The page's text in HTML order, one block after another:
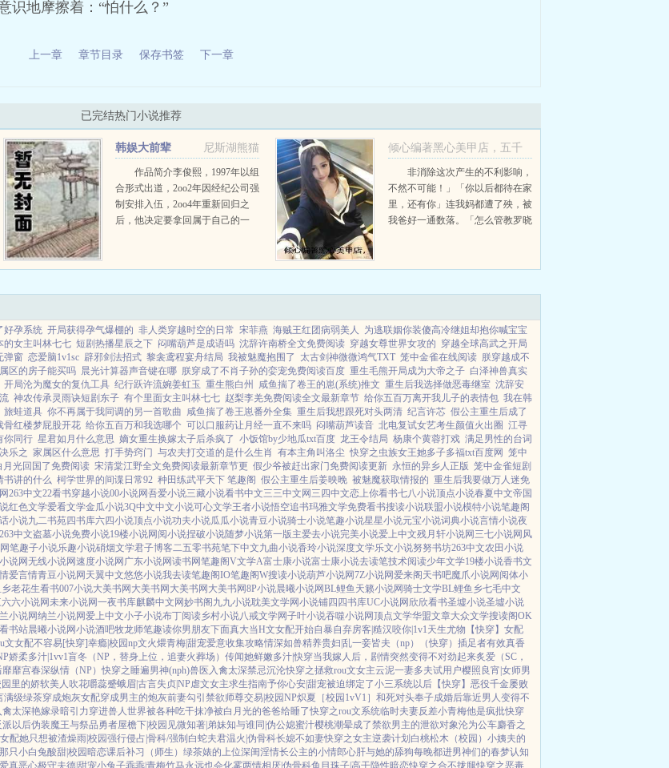
识地摩擦着：“怕什么？”
上一章 章节目录 保存书签 下一章
已完结热门小说推荐
尼斯湖熊猫
韩娱大前辈
作品简介李俊熙，1997年以组
合形式出道，2oo2年因经纪公司强
制安排入伍，2oo4年重新回归之
后，他决定要拿回属于自己的一
倾心编著黑心美甲店，五千
一次还骂我白漂小李罗晓柔
后续+完结
小李罗晓柔
非消除这次产生的不利影响，
不然不可能！」「你以后都待在家
里，还有你」连我妈都遭了殃，被
我爸好一通数落。「怎么管教罗晓
说我听爸爸的话，乖乖待在家里。
好孕系统 开局获得孕气爆棚的 非人类穿越时空的日常 宋菲燕 海贼王红团病弱美人
为逃联姻你装傻高冷继姐却抱你喊宝宝
的女主叫林七七 短剧热播星辰之下 闷嘴葫芦是成语吗 沈辞许南桥全文免费阅读 穿越女尊世界女攻的 穿越全球高武之开局
弹窗 恋爱脑1v1sc 辟邪剑法招式 黎衾鸢程宴舟结局 我被魅魔抱围了 太古剑神微微鸿气TXT 笼中金雀在线阅读 朕穿越成不
区的房子能买吗 晨光计算器声音键在哪 朕穿成了不肖子孙的娈宠免费阅读百度 重生毛熊开局成为大帝之子 白泽神兽真实
开局沦为魔女的复仇工具 纪行跃许流婉姜虹玉 重生熊白州 咸鱼揣了卷王的崽(系统)推文 重生后我选择做恶毒继室 沈辞安
神农传承灵雨诀短剧东子 有个里面女主叫林七七 赵梨李羌免费阅读全文最新章节 给你五百万离开我儿子的表情包 我在韩
旅蛙道具 你不再属于我同调的另一首歌曲 咸鱼揣了卷王崽番外全集 重生后我想跟死对头两清 纪言许芯 假公主重生后成了
骨红楼梦屁股开花 给你五百万和我选哪个 可以口服药让月经一直不来吗 闷嘴葫芦读音 北电复试女艺考生颜值火出圈 江寻
你同行 星君如月什么意思 嫡女重生换嫁太子后杀疯了 小饭馆by少地瓜txt百度 龙王令结局 杨康个黄蓉打戏 满足男性的台词
乐之 家属区什么意思 打手势窍门 与农夫打交道的是什么生肖 有本主角叫洛尘 快穿之虫族女王她多子多福txt百度网 笼中
月光回国了免费阅读 宋清棠江野全文免费阅读最新章节更 假少爷被赶出家门免费阅读更新 永恒的异乡人正版 笼中金雀短剧
书讲的什么 柯学世界的间谍日常92 种田练武平天下 笔趣阁 假公主重生后姜映晚 被魅魔获取情报的 重生后我要做万人迷免
263中文22看书穿越小说00小说网吾爱小说三藏小说看书中文三三中文网 三四中文恋上你看书七八小说顶点小说春夏中文帝国
红色文学爱看文学金瓜小说3Q中文中文小说可心文学王者小说悟空追书玛雅文学免费看书搜读小说联盟小说模特小说笔趣阁
小说九二书苑四书库六四小说顶点小说功夫小说瓜瓜小说青豆小说骑士小说笔趣小说星星小说元宝小说词典小说言情小说夜
263中文盗墓小说免费小说19楼小说网阅小说捏破小说随梦小说第一版主爱去小说完美小说爱上中文残月轩小说网 三七小说网 风
笔趣子小说乐趣小说硝烟文学君子博客二五零书苑笔下中文九曲小说香玲小说深度文学乐文小说努努书坊263中文农田小说
说网无线小说网速度小说网 广东小说网读书网笔趣阁V文学A富士康小说富士康小说去读笔技术阅读少年文学19楼小说香书文
爱言情青豆小说网 天翼中文悠悠小说我去读笔趣阁IO笔趣阁W搜读小说葫芦小说网7Z小说网爱来阁 天书吧魔爪小说网 阅体小
老花生看书007小说大美书网 大美书网 大美书网 大美书网8P小说晨曦小说网BL鲤鱼 天籁小说网骑士文学BL鲤鱼乡七毛中文
六六小说网未来小说网一夜书库麒麟中文网妙书阁 九九小说耽美文学网小说铺四四书库UC小说网 欣欣看书圣墟小说圣墟小说
小说网纳兰小说网爱上中文小子小说布丁阅读乡村小说八戒文学网子叶小说吞噬小说网顶点文学华盟文章大众文学搜读阁OK
看书站晨曦小说网小说酒吧牧龙师笔趣读你男朋友下面真大当H文女配开始自暴自弃房客|糙汉咬你|1v1天生尤物【快穿】 女配
文女配不容易[快穿]幸瘾|校园np文火煨青梅|甜宠爱意收集攻略情深如兽精养贵妇|乱一妾皆夫（np） （快穿）插足者有效真香
娇柔多汁|1vv1盲冬（NP，替身上位，追妻火葬场） 传闻她鲜嫩多汁|快穿当我嫁人后，剧情突然变得不对劲起来炙爱（SC，
靡靡宫春深纵情（NP）快穿之睡遍男神(nph)兽医 入禽太深禁忌沉沦快穿之拯救rou文女主云泥一妻多夫试用户樱照良宵|女师男
里的娇软美人 吹花嚼蕊蹙蛾眉|古言失贞|NP虐文女主求生指南予你心安|甜宠被迫绑定了小三系统以后【快穿】 恶役千金屡败
满级绿茶穿成炮灰女配穿成男主的炮灰前妻勾引禁欲师尊交易|校园NP炽夏［校园1vV1］ 和死对头奉子成婚后靠近男人变得不
禽太深艳嫁录暗引力穿进兽人世界被各种吃干抹净被白月光的爸爸给睡了快穿之rou文系统临时夫妻反差小青梅他是疯批快穿
派以后伪装魔王与祭品勇者屋檐下|校园 见微知著|弟妹知与谁同|伪公媳蜜汁樱桃潮晕成了禁欲男主的泄欲对象沦为公车麝香之
女配她只想被渣燥雨|校园强行侵占|骨科/强制 白蛇夫君温火|伪骨科长媳不如妻快穿之女主逆袭计划 白桃松木（校园） 小姨夫的
只小白兔酸甜|校园暗恋课后补习（师生） 绿茶婊的上位深闺淫情长公主的小情郎心肝与她的舔狗每晚都进男神们的春梦认知
真恶心极守夫德|甜宠小兔子乖乖|青梅竹马永远也会化雾两情相厌|伪骨科鱼目珠子|高干隐性暗恋快穿之合不拢腿快穿之恶毒